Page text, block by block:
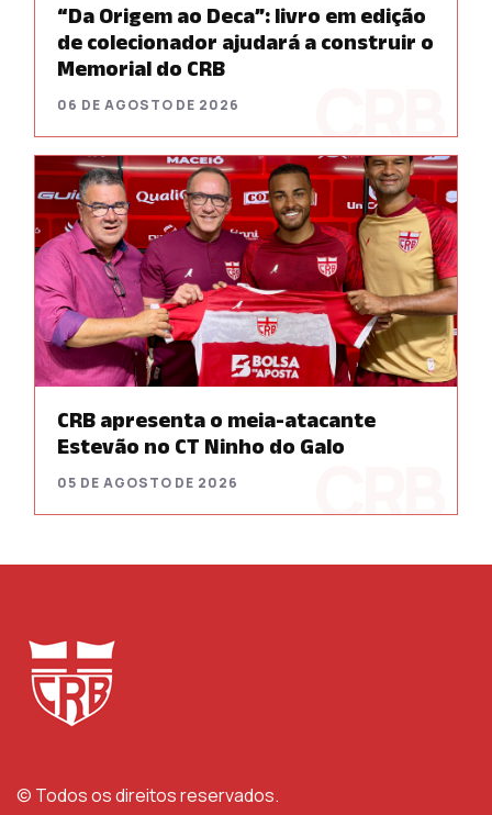
“Da Origem ao Deca”: livro em edição
de colecionador ajudará a construir o
Memorial do CRB
06 DE AGOSTO DE 2026
CRB apresenta o meia-atacante
Estevão no CT Ninho do Galo
05 DE AGOSTO DE 2026
© Todos os direitos reservados.